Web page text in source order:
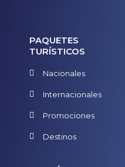
PAQUETES
TURÍSTICOS
Nacionales
Internacionales
Promociones
Destinos